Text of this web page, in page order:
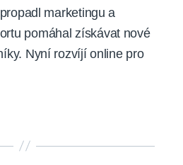
marketingu a
pomáhal získávat nové
Nyní rozvíjí online pro